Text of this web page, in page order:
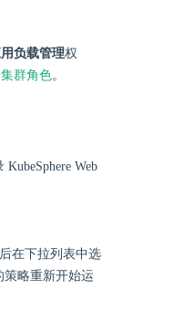
负载管理权
集群角色。
Web
后在下拉列表中选
略重新开始运